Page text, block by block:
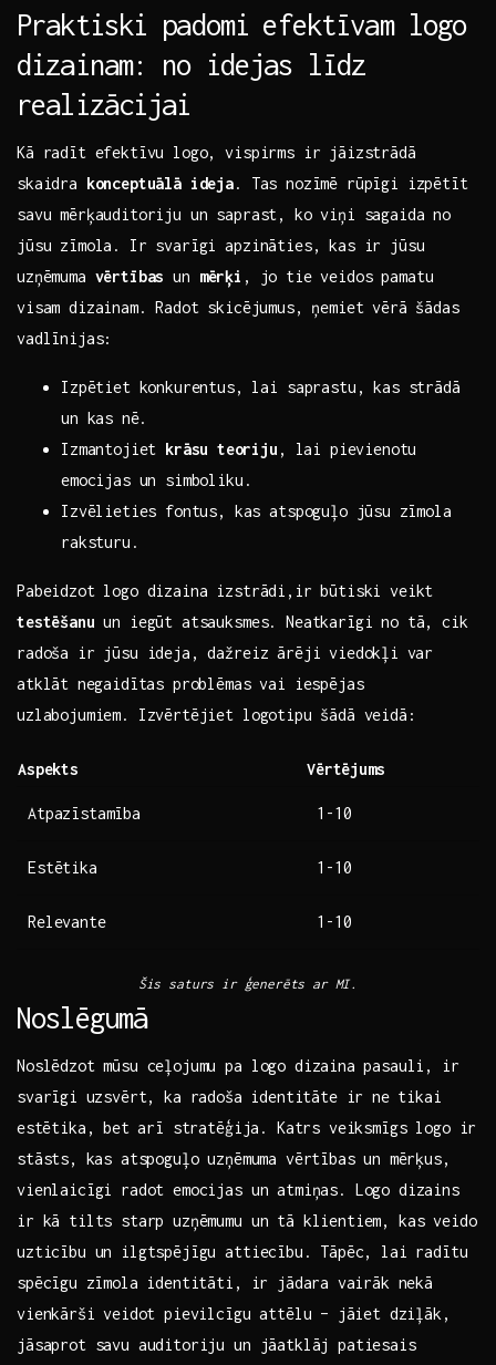
Praktiski padomi⁤ efektīvam logo
dizainam: no idejas līdz
realizācijai
Kā radīt efektīvu ‍logo, vispirms ir jāizstrādā⁣
skaidra konceptuālā ideja. Tas‍ nozīmē rūpīgi izpētīt
‍savu mērķauditoriju ‌un saprast, ko viņi sagaida no
jūsu zīmola. Ir svarīgi apzināties, kas ir jūsu
uzņēmuma vērtības un mērķi , jo tie veidos​ pamatu
visam dizainam. Radot⁤ skicējumus, ņemiet vērā šādas
vadlīnijas: ⁤ ​
Izpētiet konkurentus, lai saprastu, kas strādā
‍un kas ⁣nē.
Izmantojiet krāsu ⁣teoriju , lai pievienotu
emocijas un simboliku.
Izvēlieties fontus, kas atspoguļo jūsu ⁣zīmola
raksturu.
Pabeidzot logo dizaina izstrādi,ir būtiski veikt
testēšanu un iegūt atsauksmes. Neatkarīgi no tā, cik
radoša ir jūsu‍ ideja, dažreiz ārēji viedokļi⁤ var
atklāt ⁤negaidītas problēmas vai iespējas
uzlabojumiem. Izvērtējiet logotipu šādā‌ veidā: ⁢⁤
Aspekts Vērtējums
Atpazīstamība 1-10
Estētika 1-10
Relevante 1-10
Šis saturs ir ģenerēts ar MI.
Noslēgumā
Noslēdzot mūsu ceļojumu pa logo dizaina⁣ pasauli, ir
svarīgi ⁣uzsvērt, ka radoša ⁤identitāte ir ne ⁤tikai
⁣estētika, bet⁢ arī stratēģija. Katrs veiksmīgs logo ir
stāsts, ⁣kas atspoguļo uzņēmuma vērtības un⁤ mērķus,
vienlaicīgi radot emocijas un​ atmiņas. Logo dizains
ir kā tilts starp uzņēmumu un tā ‌klientiem, kas veido
uzticību un​ ilgtspējīgu attiecību.⁢ Tāpēc, lai radītu‍
spēcīgu ⁤zīmola identitāti, ir jādara⁢ vairāk nekā
vienkārši ⁤veidot pievilcīgu attēlu – ⁢jāiet dziļāk,
jāsaprot savu auditoriju un jāatklāj‌ patiesais